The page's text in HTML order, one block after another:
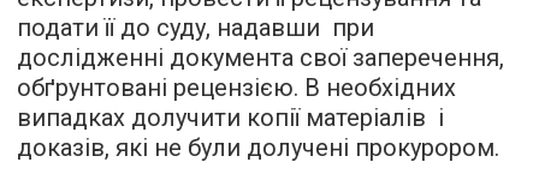
подати її до суду, надавши при
дослідженні документа свої заперечення,
обґрунтовані рецензією. В необхідних
випадках долучити копії матеріалів і
доказів, які не були долучені прокурором.